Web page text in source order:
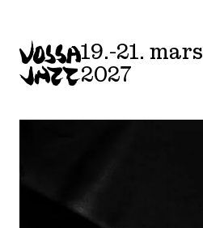
content
19.-21. mars
2027